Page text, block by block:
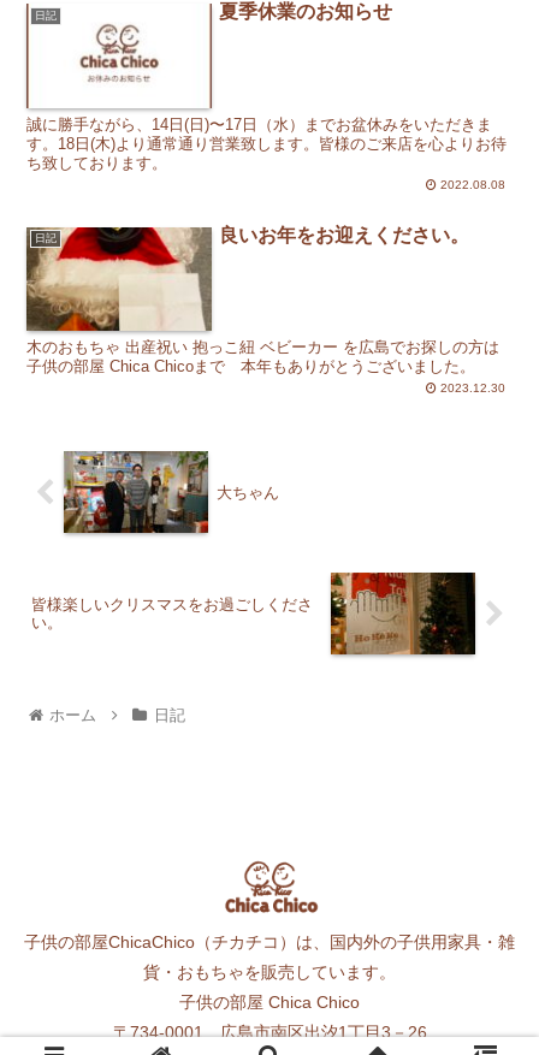
日記 夏季休業のお知らせ
誠に勝手ながら、14日(日)〜17日（水）までお盆休みをいただきま
す。18日(木)より通常通り営業致します。皆様のご来店を心よりお待
ち致しております。
2022.08.08
日記 良いお年をお迎えください。
木のおもちゃ 出産祝い 抱っこ紐 ベビーカー を広島でお探しの方は
子供の部屋 Chica Chicoまで 本年もありがとうございました。
2023.12.30
大ちゃん
皆様楽しいクリスマスをお過ごしくださ
い。
ホーム 日記
子供の部屋ChicaChico（チカチコ）は、国内外の子供用家具・雑
貨・おもちゃを販売しています。
子供の部屋 Chica Chico
〒734-0001 広島市南区出汐1丁目3－26